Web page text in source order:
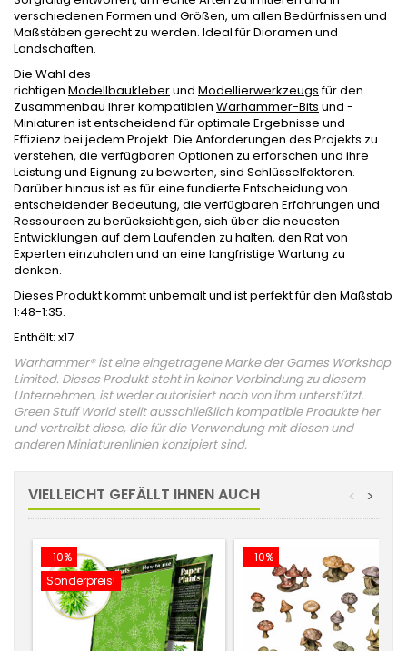
verschiedenen Formen und Größen, um allen Bedürfnissen und
Maßstäben gerecht zu werden. Ideal für Dioramen und
Landschaften.
Die Wahl des
richtigen Modellbaukleberund Modellierwerkzeugsfür den
Zusammenbau Ihrer kompatiblen Warhammer-Bits und -
Miniaturen ist entscheidend für optimale Ergebnisse und
Effizienz bei jedem Projekt. Die Anforderungen des Projekts zu
verstehen, die verfügbaren Optionen zu erforschen und ihre
Leistung und Eignung zu bewerten, sind Schlüsselfaktoren.
Darüber hinaus ist es für eine fundierte Entscheidung von
entscheidender Bedeutung, die verfügbaren Erfahrungen und
Ressourcen zu berücksichtigen, sich über die neuesten
Entwicklungen auf dem Laufenden zu halten, den Rat von
Experten einzuholen und an eine langfristige Wartung zu
denken.
Dieses Produkt kommt unbemalt und ist perfekt für den Maßstab
1:48-1:35.
Enthält: x17
Warhammer® ist eine eingetragene Marke der Games Workshop
Limited. Dieses Produkt steht in keiner Verbindung zu diesem
Unternehmen, ist weder autorisiert noch von ihm unterstützt.
Green Stuff World stellt ausschließlich kompatible Produkte her
und vertreibt diese, die für die Verwendung mit diesen und
anderen Miniaturenlinien konzipiert sind.
VIELLEICHT GEFÄLLT IHNEN AUCH >
<
-10%
Sonderpreis!
-10%